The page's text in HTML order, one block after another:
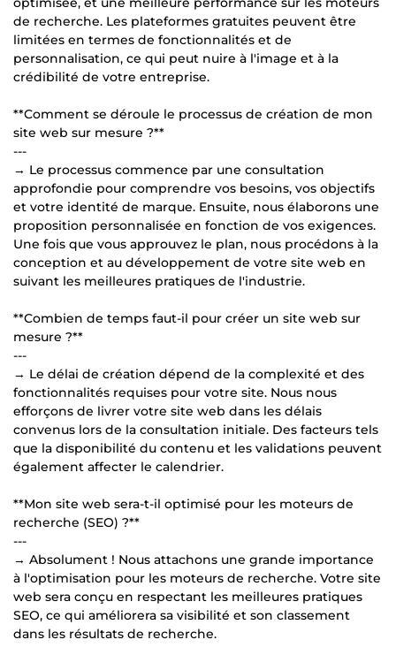
de recherche. Les plateformes gratuites peuvent être
limitées en termes de fonctionnalités et de
personnalisation, ce qui peut nuire à l'image et à la
crédibilité de votre entreprise.
**Comment se déroule le processus de création de mon
site web sur mesure ?**
---
→ Le processus commence par une consultation
approfondie pour comprendre vos besoins, vos objectifs
et votre identité de marque. Ensuite, nous élaborons une
proposition personnalisée en fonction de vos exigences.
Une fois que vous approuvez le plan, nous procédons à la
conception et au développement de votre site web en
suivant les meilleures pratiques de l'industrie.
**Combien de temps faut-il pour créer un site web sur
mesure ?**
---
→ Le délai de création dépend de la complexité et des
fonctionnalités requises pour votre site. Nous nous
efforçons de livrer votre site web dans les délais
convenus lors de la consultation initiale. Des facteurs tels
que la disponibilité du contenu et les validations peuvent
également affecter le calendrier.
**Mon site web sera-t-il optimisé pour les moteurs de
recherche (SEO) ?**
---
→ Absolument ! Nous attachons une grande importance
à l'optimisation pour les moteurs de recherche. Votre site
web sera conçu en respectant les meilleures pratiques
SEO, ce qui améliorera sa visibilité et son classement
dans les résultats de recherche.